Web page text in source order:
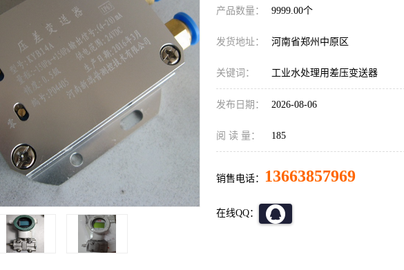
产品数量： 9999.00个
发货地址： 河南省郑州中原区
关键词： 工业水处理用差压变送器
发布日期： 2026-08-06
阅 读 量： 185
销售电话： 13663857969
在线QQ：